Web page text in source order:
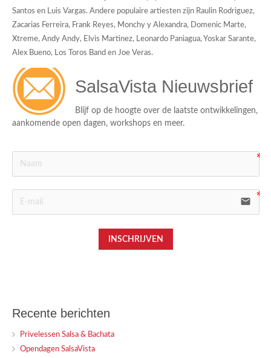
Santos en Luis Vargas. Andere populaire artiesten zijn Raulin Rodriguez,
Zacarias Ferreira, Frank Reyes, Monchy y Alexandra, Domenic Marte,
Xtreme, Andy Andy, Elvis Martinez, Leonardo Paniagua, Yoskar Sarante,
Alex Bueno, Los Toros Band en Joe Veras.
SalsaVista Nieuwsbrief
Blijf op de hoogte over de laatste ontwikkelingen,
aankomende open dagen, workshops en meer.
email
INSCHRIJVEN
Recente berichten
Privelessen Salsa & Bachata
Opendagen SalsaVista